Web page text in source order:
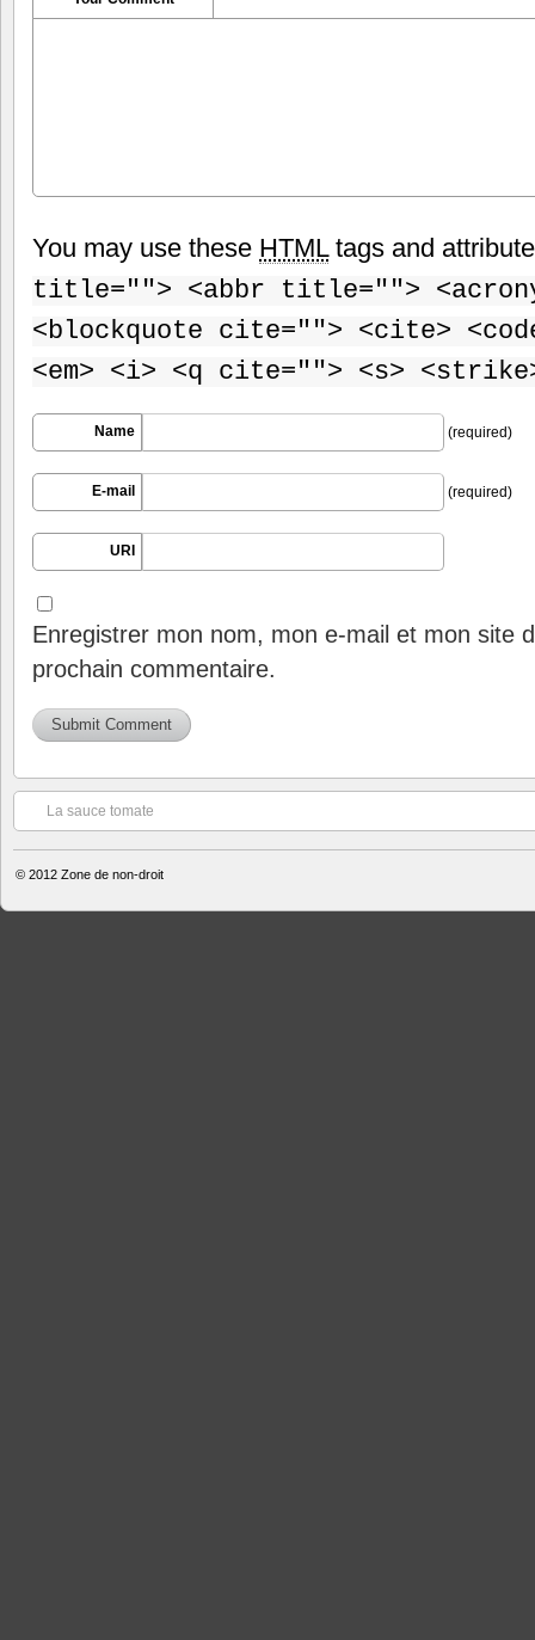
You may use these HTMLtags and
title=""> <abbr title="">
<blockquote cite=""> <cite>
<em> <i> <q cite=""> <s>
Name (required)
E-mail (required)
URI
Enregistrer mon nom, mon e-mail et mon site
prochain commentaire.
La sauce tomate
© 2012 Zone de non-droit